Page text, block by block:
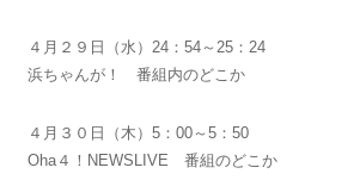
４月２９日（水）24：54～25：24
浜ちゃんが！ 番組内のどこか
４月３０日（木）5：00～5：50
Oha４！NEWSLIVE 番組のどこか